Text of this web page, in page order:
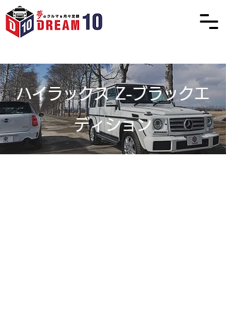
ハイラックス Z-ブラックエ
ディション